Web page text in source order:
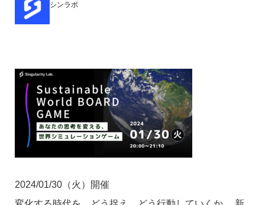
シンラボ
2024/01/30（火）開催